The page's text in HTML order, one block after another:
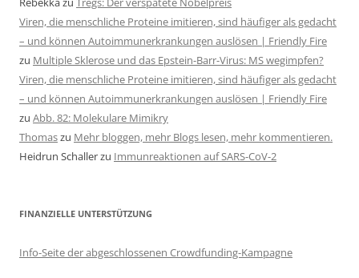
Viren, die menschliche Proteine imitieren, sind häufiger als gedacht
– und können Autoimmunerkrankungen auslösen | Friendly Fire
zu Multiple Sklerose und das Epstein-Barr-Virus: MS wegimpfen?
Viren, die menschliche Proteine imitieren, sind häufiger als gedacht
– und können Autoimmunerkrankungen auslösen | Friendly Fire
zu Abb. 82: Molekulare Mimikry
Thomaszu Mehr bloggen, mehr Blogs lesen, mehr kommentieren.
Heidrun Schallerzu Immunreaktionen auf SARS-CoV-2
FINANZIELLE UNTERSTÜTZUNG
Info-Seite der abgeschlossenen Crowdfunding-Kampagne